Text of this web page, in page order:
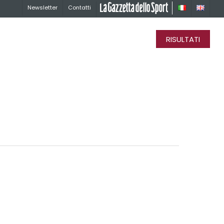
Newsletter Contatti La Gazzetta dello Sport
RISULTATI